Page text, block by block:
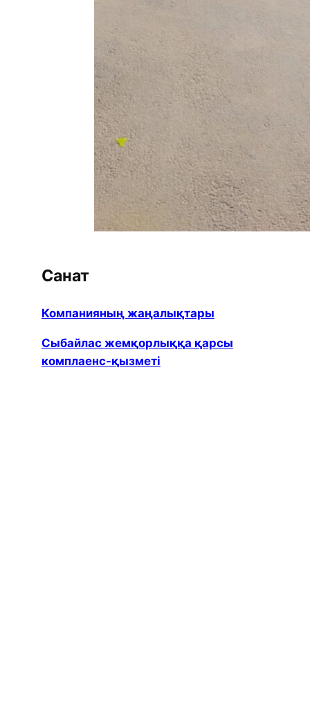
Санат
Компанияның жаңалықтары
Сыбайлас жемқорлыққа қарсы
комплаенс-қызметі